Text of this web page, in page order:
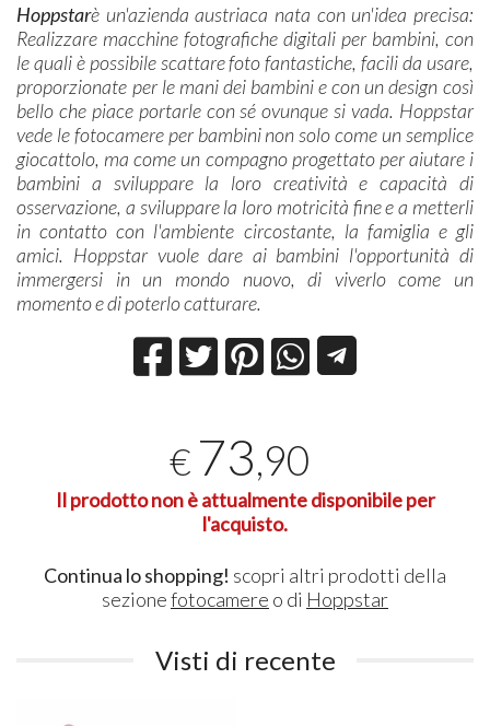
Hoppstarè un'azienda austriaca nata con un'idea precisa:
Realizzare macchine fotografiche digitali per bambini, con
le quali è possibile scattare foto fantastiche, facili da usare,
proporzionate per le mani dei bambini e con un design così
bello che piace portarle con sé ovunque si vada. Hoppstar
vede le fotocamere per bambini non solo come un semplice
giocattolo, ma come un compagno progettato per aiutare i
bambini a sviluppare la loro creatività e capacità di
osservazione, a sviluppare la loro motricità fine e a metterli
in contatto con l'ambiente circostante, la famiglia e gli
amici. Hoppstar vuole dare ai bambini l'opportunità di
immergersi in un mondo nuovo, di viverlo come un
momento e di poterlo catturare.
€ 73,90
Il prodotto non è attualmente disponibile per
l'acquisto.
Continua lo shopping! scopri altri prodotti della
sezionefotocamere o di Hoppstar
Visti di recente